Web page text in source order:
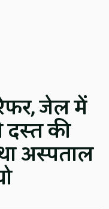
जेल में
दस्त की
अस्पताल